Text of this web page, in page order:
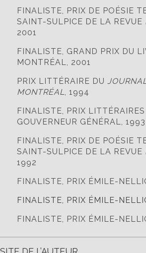
FINALISTE, PRIX DE POÉSIE
SAINT-SULPICE DE LA REVUE
2001
FINALISTE, GRAND PRIX DU
MONTRÉAL, 2001
PRIX LITTÉRAIRE DU
MONTRÉAL, 1994
FINALISTE, PRIX LITTÉRAIRES
GOUVERNEUR GÉNÉRAL, 1993
FINALISTE, PRIX DE POÉSIE
SAINT-SULPICE DE LA REVUE
1992
FINALISTE, PRIX ÉMILE-
FINALISTE, PRIX ÉMILE-
FINALISTE, PRIX ÉMILE-